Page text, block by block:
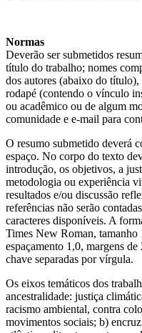
Normas
Deverão ser submetidos
título do trabalho; nomes
dos autores (abaixo do
rodapé (contendo o vínculo
ou acadêmico ou de algum
comunidade e e-mail para
O resumo submetido deverá
espaço. No corpo do texto
introdução, os objetivos, a
metodologia ou experiência
resultados e/ou discussão
referências não serão
caracteres disponíveis. A
Times New Roman, tamanho
espaçamento 1,0, margens
chave separadas por vírgula.
Os eixos temáticos dos
ancestralidade: justiça
racismo ambiental, contra
movimentos sociais; b)